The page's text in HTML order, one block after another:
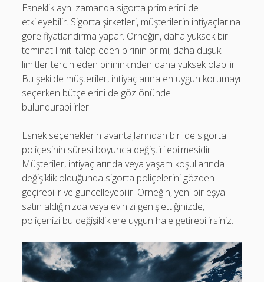
Esneklik aynı zamanda sigorta primlerini de
etkileyebilir. Sigorta şirketleri, müşterilerin ihtiyaçlarına
göre fiyatlandırma yapar. Örneğin, daha yüksek bir
teminat limiti talep eden birinin primi, daha düşük
limitler tercih eden birininkinden daha yüksek olabilir.
Bu şekilde müşteriler, ihtiyaçlarına en uygun korumayı
seçerken bütçelerini de göz önünde
bulundurabilirler.
Esnek seçeneklerin avantajlarından biri de sigorta
poliçesinin süresi boyunca değiştirilebilmesidir.
Müşteriler, ihtiyaçlarında veya yaşam koşullarında
değişiklik olduğunda sigorta poliçelerini gözden
geçirebilir ve güncelleyebilir. Örneğin, yeni bir eşya
satın aldığınızda veya evinizi genişlettiğinizde,
poliçenizi bu değişikliklere uygun hale getirebilirsiniz.